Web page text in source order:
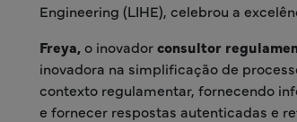
Engineering (LIHE), celebrou a
Freya,o inovadorconsultor
inovadora na simplificação de
contexto regulamentar, fornecendo
e fornecer respostas autenticadas e